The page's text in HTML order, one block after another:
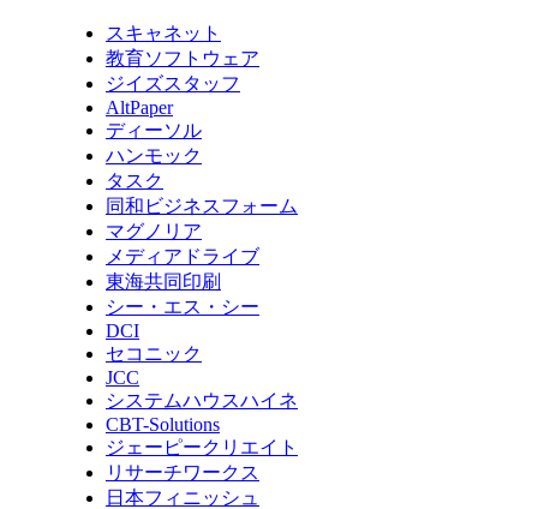
スキャネット
教育ソフトウェア
ジイズスタッフ
AltPaper
ディーソル
ハンモック
タスク
同和ビジネスフォーム
マグノリア
メディアドライブ
東海共同印刷
シー・エス・シー
DCI
セコニック
JCC
システムハウスハイネ
CBT-Solutions
ジェーピークリエイト
リサーチワークス
日本フィニッシュ